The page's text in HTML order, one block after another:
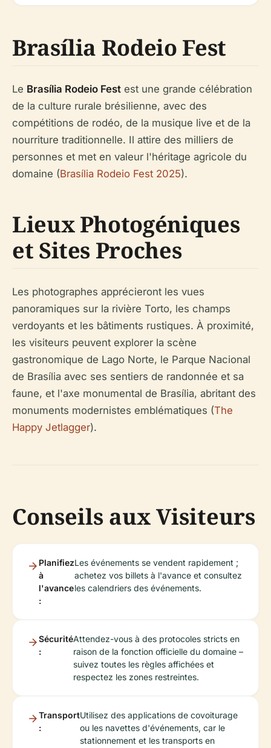
Brasília Rodeio Fest
Le Brasília Rodeio Fest est une grande célébration
de la culture rurale brésilienne, avec des
compétitions de rodéo, de la musique live et de la
nourriture traditionnelle. Il attire des milliers de
personnes et met en valeur l'héritage agricole du
domaine (Brasília Rodeio Fest 2025).
Lieux Photogéniques
et Sites Proches
Les photographes apprécieront les vues
panoramiques sur la rivière Torto, les champs
verdoyants et les bâtiments rustiques. À proximité,
les visiteurs peuvent explorer la scène
gastronomique de Lago Norte, le Parque Nacional
de Brasília avec ses sentiers de randonnée et sa
faune, et l'axe monumental de Brasília, abritant des
monuments modernistes emblématiques (The
Happy Jetlagger).
Conseils aux Visiteurs
Planifiez
à
l'avance
:
Les événements se vendent rapidement ;
achetez vos billets à l'avance et consultez
les calendriers des événements.
Sécurité
:
Attendez-vous à des protocoles stricts en
raison de la fonction officielle du domaine –
suivez toutes les règles affichées et
respectez les zones restreintes.
Transport
:
Utilisez des applications de covoiturage
ou les navettes d'événements, car le
stationnement et les transports en